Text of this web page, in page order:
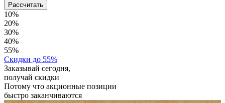
Рассчитать
10%
20%
30%
40%
55%
Скидки до 55%
Заказывай сегодня,
получай скидки
Потому что акционные позиции
быстро заканчиваются